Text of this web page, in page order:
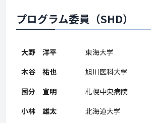
プログラム委員（SHD）
大野 洋平
東海大学
木谷 祐也
旭川医科大学
國分 宣明
札幌中央病院
小林 雄太
北海道大学